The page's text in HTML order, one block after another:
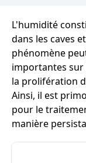
L'humidité
dans les caves
phénomène
importantes sur
la prolifération
Ainsi, il est
pour le
manière